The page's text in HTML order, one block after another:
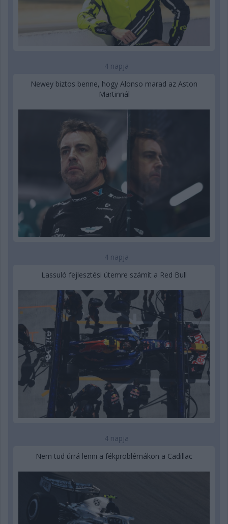
4 napja
Newey biztos benne, hogy Alonso marad az Aston
Martinnál
4 napja
Lassuló fejlesztési ütemre számít a Red Bull
4 napja
Nem tud úrrá lenni a fékproblémákon a Cadillac